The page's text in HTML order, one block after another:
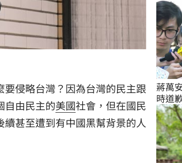
侵略台灣？因為台灣的民主跟
自由民主的美國社會，但在國民
甚至遭到有中國黑幫背景的人
蔣萬
時道